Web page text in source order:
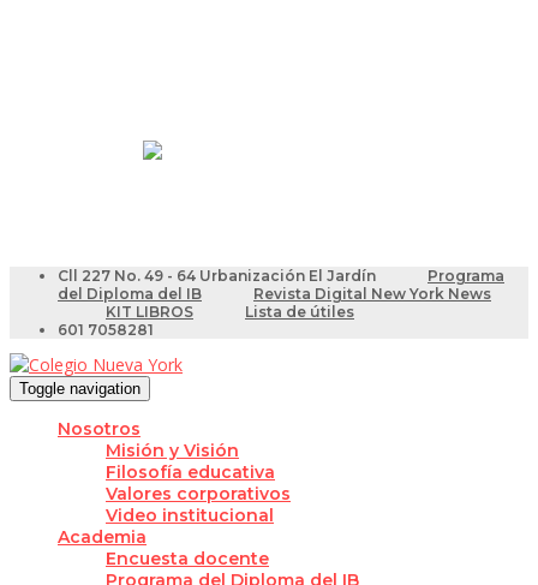
Cll 227 No. 49 - 64 Urbanización El Jardín
Programa
del Diploma del IB
Revista Digital New York News
KIT LIBROS
Lista de útiles
601 7058281
Toggle navigation
Nosotros
Misión y Visión
Filosofía educativa
Valores corporativos
Video institucional
Academia
Encuesta docente
Programa del Diploma del IB